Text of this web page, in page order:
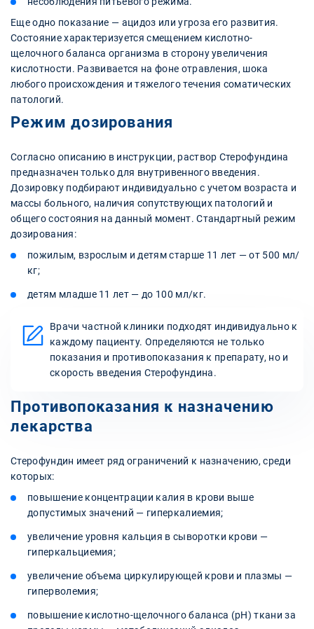
Еще одно показание — ацидоз или угроза его развития.
Состояние характеризуется смещением кислотно-
щелочного баланса организма в сторону увеличения
кислотности. Развивается на фоне отравления, шока
любого происхождения и тяжелого течения соматических
патологий.
Режим дозирования
Согласно описанию в инструкции, раствор Стерофундина
предназначен только для внутривенного введения.
Дозировку подбирают индивидуально с учетом возраста и
массы больного, наличия сопутствующих патологий и
общего состояния на данный момент. Стандартный режим
дозирования:
пожилым, взрослым и детям старше 11 лет — от 500 мл/
кг;
детям младше 11 лет — до 100 мл/кг.
Врачи частной клиники подходят индивидуально к
каждому пациенту. Определяются не только
показания и противопоказания к препарату, но и
скорость введения Стерофундина.
Противопоказания к назначению
лекарства
Стерофундин имеет ряд ограничений к назначению, среди
которых:
повышение концентрации калия в крови выше
допустимых значений — гиперкалиемия;
увеличение уровня кальция в сыворотки крови —
гиперкальциемия;
увеличение объема циркулирующей крови и плазмы —
гиперволемия;
повышение кислотно-щелочного баланса (pH) ткани за